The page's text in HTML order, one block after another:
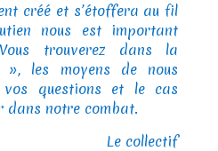
créé et s’étoffera au fil
nous est important
trouverez dans la
les moyens de nous
questions et le cas
dans notre combat.
Le collectif